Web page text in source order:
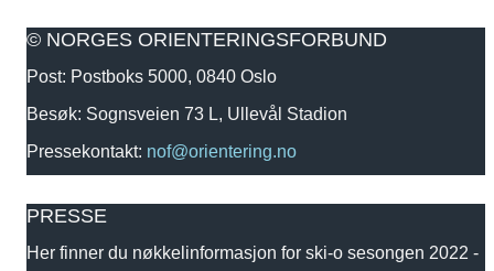
© NORGES ORIENTERINGSFORBUND
Post: Postboks 5000, 0840 Oslo
Besøk: Sognsveien 73 L, Ullevål Stadion
Pressekontakt: nof@orientering.no
PRESSE
Her finner du nøkkelinformasjon for ski-o sesongen 2022 -